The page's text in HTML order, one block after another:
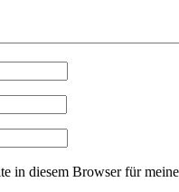
in diesem Browser für